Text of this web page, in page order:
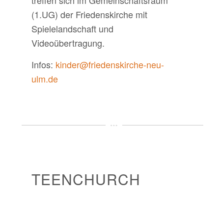
(1.UG) der Friedenskirche mit
Spielelandschaft und
Videoübertragung.
Infos: kinder@friedenskirche-neu-
ulm.de
TEENCHURCH